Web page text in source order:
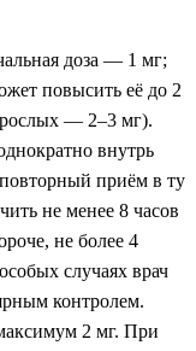
доза — 1 мг;
повысить её до 2
— 2–3 мг).
внутрь
приём в ту
не менее 8 часов
не более 4
случаях врач
контролем.
2 мг. При